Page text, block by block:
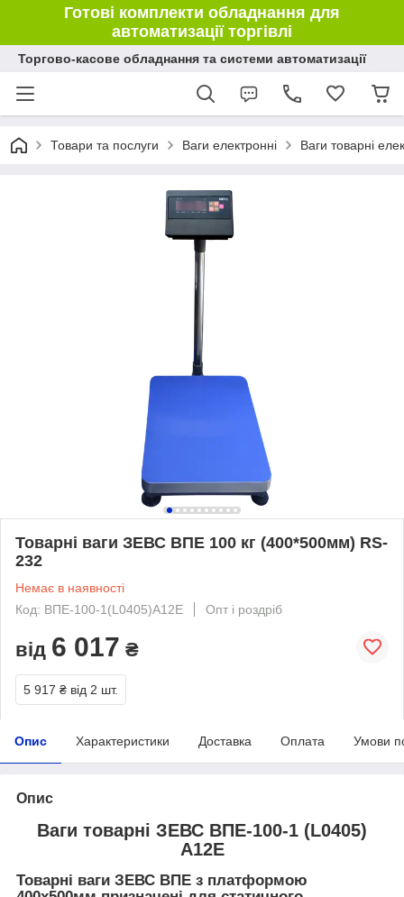
Готові комплекти обладнання для
автоматизації торгівлі
Торгово-касове обладнання та системи автоматизації
Товари та послуги Ваги електронні Ваги товарні
Товарні ваги ЗЕВС ВПЕ 100 кг (400*500мм) RS-
232
Немає в наявності
Код: ВПЕ-100-1(L0405)А12Е
Опт і роздріб
від 6 017 ₴
5 917 ₴ від 2 шт.
Опис Характеристики Доставка Оплата Умови
Опис
Ваги товарні ЗЕВС ВПЕ-100-1 (L0405)
А12Е
Товарні ваги ЗЕВС ВПЕ з платформою